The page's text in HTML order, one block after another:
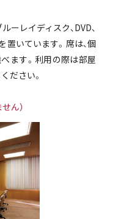
ーレイディスク、DVD、
置いています。席は、個
ます。利用の際は部屋
ださい。
ん）